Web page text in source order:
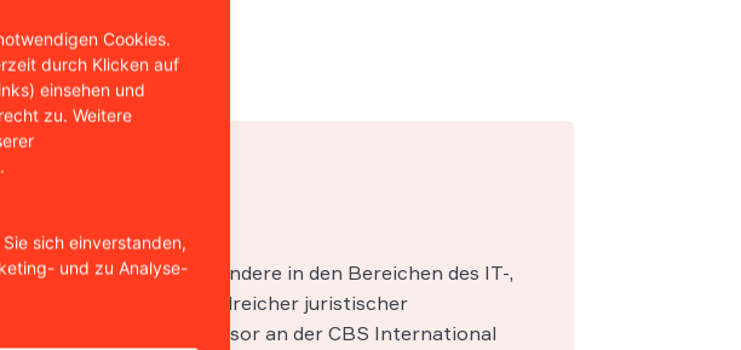
und insbesondere in den Bereichen des IT-,
hinaus ist er Autor zahlreicher juristischer
als Honorarprofessor an der CBS International
Cookies.
durch Klicken auf
einsehen und
zu. Weitere
sich einverstanden,
und zu Analyse-